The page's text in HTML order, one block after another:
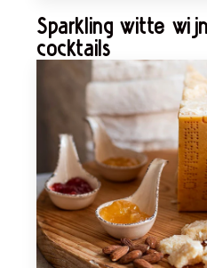
Sparkling witte
cocktails